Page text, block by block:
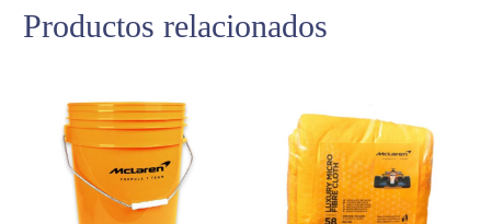
Productos relacionados